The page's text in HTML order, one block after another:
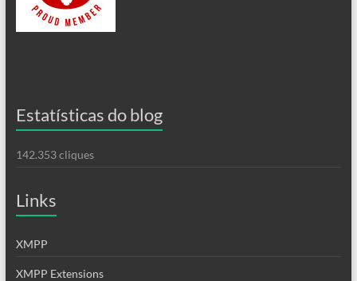
Estatísticas do blog
142.353 cliques
Links
XMPP
XMPP Extensions